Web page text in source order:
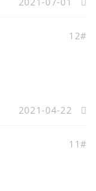
12#
2021-04-22
11#